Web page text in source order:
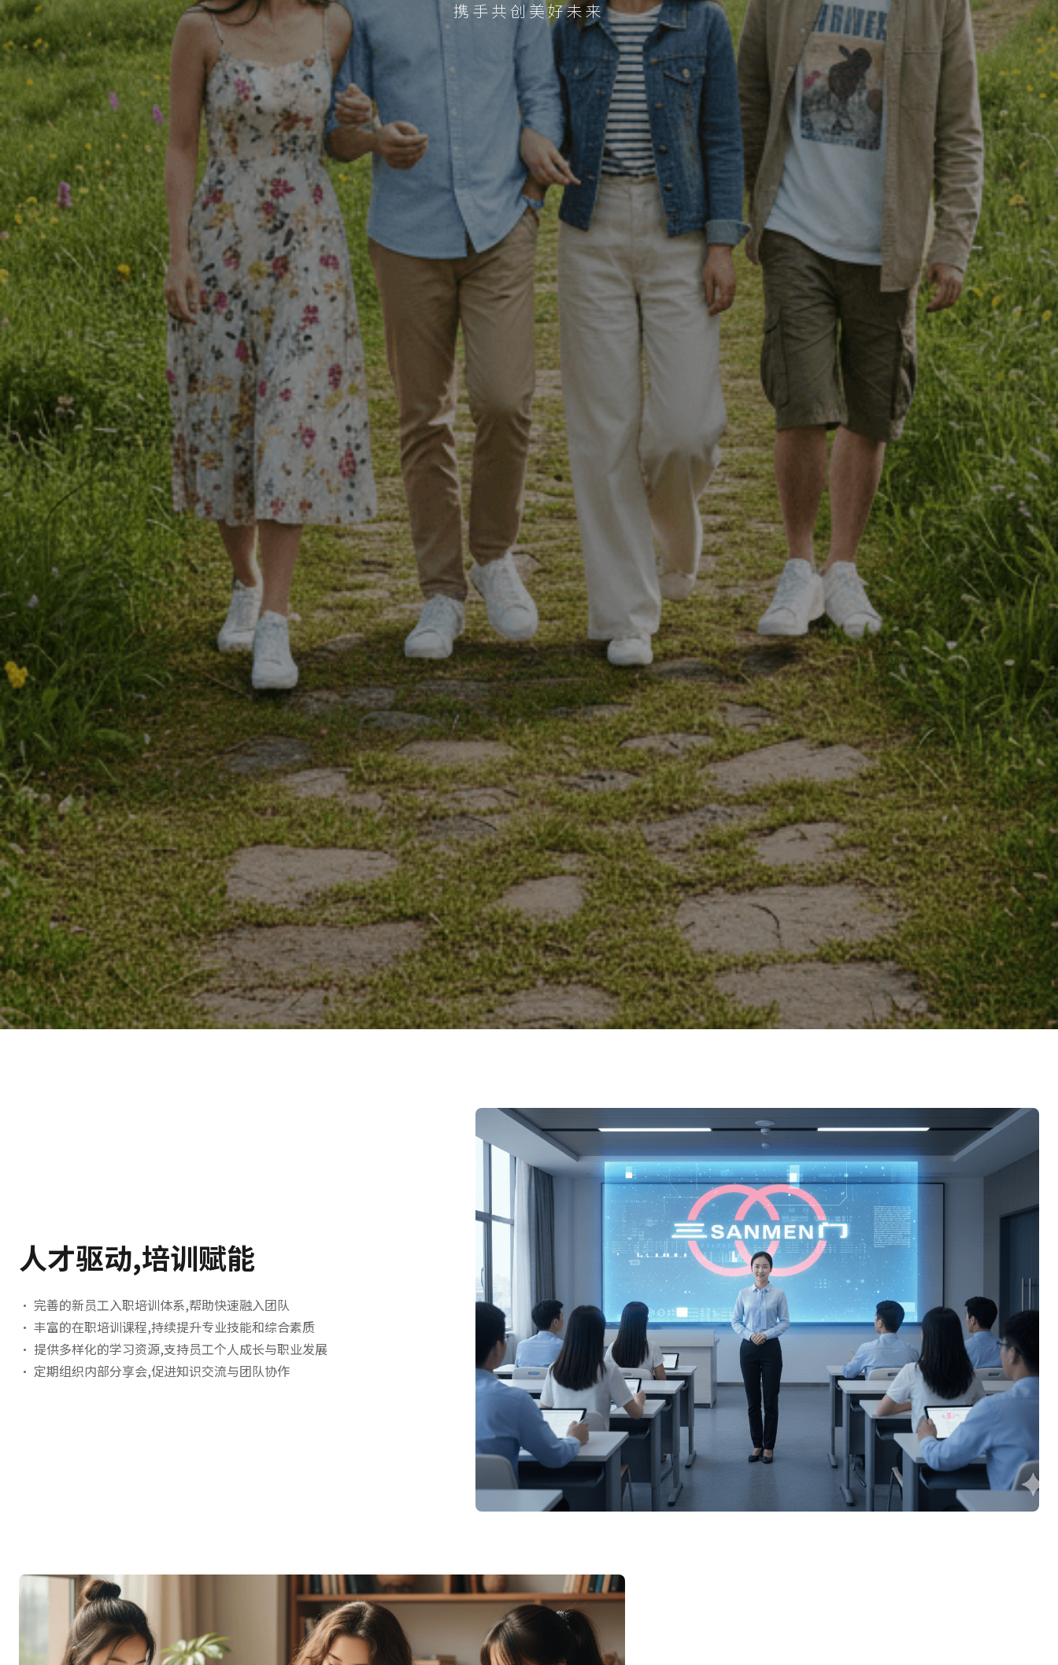
携手共创美好未来
人才驱动,培训赋能
• 完善的新员工入职培训体系,帮助快速融入团队
• 丰富的在职培训课程,持续提升专业技能和综合素质
• 提供多样化的学习资源,支持员工个人成长与职业发展
• 定期组织内部分享会,促进知识交流与团队协作